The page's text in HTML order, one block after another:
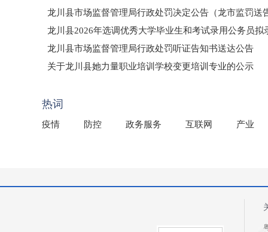
龙川县市场监督管理局行政处罚决定公告（龙市监罚送
龙川县2026年选调优秀大学毕业生和考试录用公务员拟
龙川县市场监督管理局行政处罚听证告知书送达公告
（龙市监罚送告〔2026〕71号）
关于龙川县她力量职业培训学校变更培训专业的公示
热词
疫情 防控 政务服务 互联网 产业